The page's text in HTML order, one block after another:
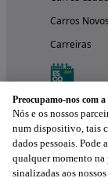
Carros Novos
Carreiras
Preocupamo-nos com
Nós e os nossos
num dispositivo, tais
dados pessoais. Pode
qualquer momento na
sinalizadas aos